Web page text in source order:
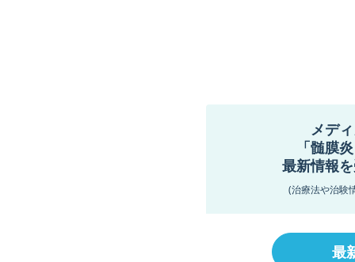
メデ
「髄膜
最新情報
(治療法や治験
最